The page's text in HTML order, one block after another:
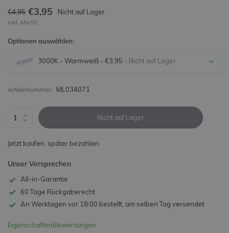
€4,95 €3,95 Nicht auf Lager
inkl. MwSt.
Optionen auswählen:
3000K - Warmweiß - €3,95 - Nicht auf Lager
Artikelnummer: ML034071
Nicht auf Lager
Jetzt kaufen, später bezahlen
Unser Versprechen
All-in-Garantie
60 Tage Rückgaberecht
An Werktagen vor 18:00 bestellt, am selben Tag versendet
EigenschaftenBewertungen